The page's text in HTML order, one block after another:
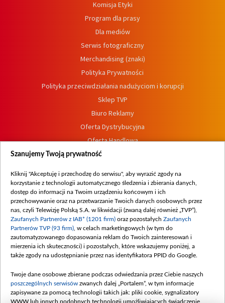
Komisja Etyki
Program dla prasy
Dla mediów
Serwis fotograficzny
Merchandising (znaki)
Polityka Prywatności
Polityka przeciwdziałania nadużyciom i korupcji
Sklep TVP
Biuro Reklamy
Oferta Dystrybucyjna
Oferta Handlowa
Dostępność
Procedura zgłoszeń wewnętrznych
Szanujemy Twoją prywatność
Kliknij "Akceptuję i przechodzę do serwisu", aby wyrazić zgody na
korzystanie z technologii automatycznego śledzenia i zbierania danych,
dostęp do informacji na Twoim urządzeniu końcowym i ich
przechowywanie oraz na przetwarzanie Twoich danych osobowych przez
nas, czyli Telewizję Polską S.A. w likwidacji (zwaną dalej również „TVP”),
Zaufanych Partnerów z IAB* (1201 firm) oraz pozostałych Zaufanych
Partnerów TVP (93 firm) , w celach marketingowych (w tym do
zautomatyzowanego dopasowania reklam do Twoich zainteresowań i
mierzenia ich skuteczności) i pozostałych, które wskazujemy poniżej, a
także zgody na udostępnianie przez nas identyfikatora PPID do Google.
Twoje dane osobowe zbierane podczas odwiedzania przez Ciebie naszych
poszczególnych serwisów zwanych dalej „Portalem”, w tym informacje
zapisywane za pomocą technologii takich jak: pliki cookie, sygnalizatory
WWW lub innych podobnych technologii umożliwiających świadczenie